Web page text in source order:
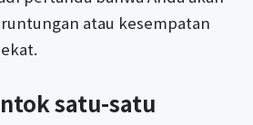
atau kesempatan
satu-satu